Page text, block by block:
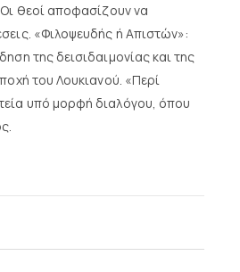
θεοί αποφασίζουν να
«Φιλοψευδής ή Απιστών»:
της δεισιδαιμονίας και της
του Λουκιανού. «Περί
υπό μορφή διαλόγου, όπου